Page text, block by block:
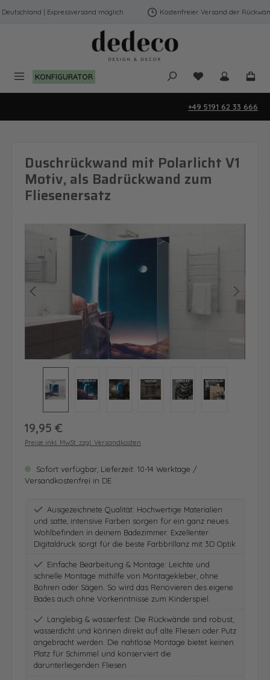
Zum Hauptinhalt springen
| Expressversand möglich Kostenfreier Versand der
KONFIGURATOR Du hast 0
+49 5191 62 33 666
Duschrückwand mit Polarlicht V1
Motiv, als Badrückwand zum
Fliesenersatz
Bildergalerie überspringen
Regulärer Preis:
19,95 €
Preise inkl. MwSt. zzgl. Versandkosten
Sofort verfügbar, Lieferzeit: 10-14 Werktage /
Versandkostenfrei in DE
Ausgezeichnete Qualität: Hochwertige Materialien
und satte, intensive Farben sorgen für ein ganz neues
Wohlbefinden in deinem Badezimmer. Exzellenter
Digitaldruck sorgt für die beste Farbbrillanz mit 3D Optik
Einfache Bearbeitung & Montage: Leichte und
schnelle Montage mithilfe von Montagekleber, ohne
Bohren oder Sägen. So wird das Renovieren des eigene
Bades auch ohne Vorkenntnisse zum Kinderspiel.
Langlebig & wasserfest: Die Rückwände sind robust,
wasserdicht und können direkt auf alte Fliesen oder Putz
angebracht werden. Die nahtlose Montage bietet keinen
Platz für Schimmel und konserviert die
darunterliegenden Fliesen